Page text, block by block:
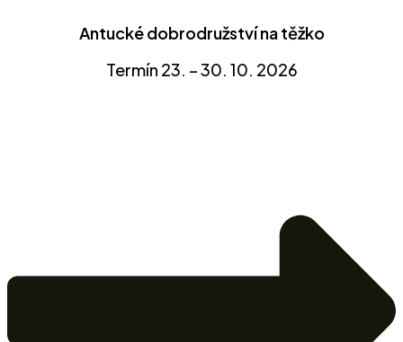
Antucké dobrodružství na těžko
Termín 23. – 30. 10. 2026